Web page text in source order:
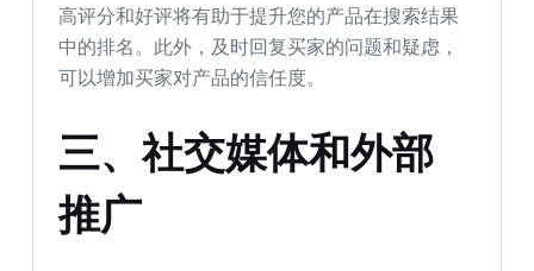
高评分和好评将有助于提升您的产品在搜索结果
中的排名。此外，及时回复买家的问题和疑虑，
可以增加买家对产品的信任度。
三、社交媒体和外部
推广